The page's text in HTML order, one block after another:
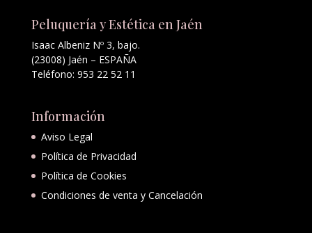
Peluquería y Estética en Jaén
Isaac Albeniz Nº 3, bajo.
(23008) Jaén – ESPAÑA
Teléfono: 953 22 52 11
Información
Aviso Legal
Política de Privacidad
Política de Cookies
Condiciones de venta y Cancelación